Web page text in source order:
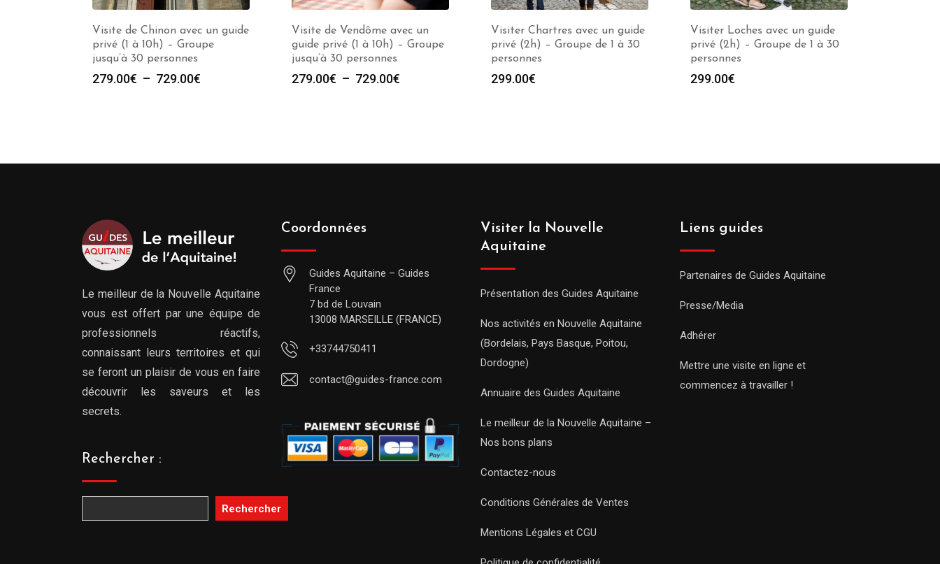
Visite de Chinon avec un guide
privé (1 à 10h) – Groupe
jusqu’à 30 personnes
279.00€ – 729.00€
Visite de Vendôme avec un
guide privé (1 à 10h) – Groupe
jusqu’à 30 personnes
279.00€ – 729.00€
Visiter Chartres avec un guide
privé (2h) – Groupe de 1 à 30
personnes
299.00€
Visiter Loches avec un guide
privé (2h) – Groupe de 1 à 30
personnes
299.00€
Le meilleur de la Nouvelle Aquitaine
vous est offert par une équipe de
professionnels réactifs,
connaissant leurs territoires et qui
se feront un plaisir de vous en faire
découvrir les saveurs et les
secrets.
Rechercher :
Rechercher
Coordonnées
Guides Aquitaine – Guides
France
7 bd de Louvain
13008 MARSEILLE (FRANCE)
+33744750411
contact@guides-france.com
Visiter la Nouvelle
Aquitaine
Présentation des Guides Aquitaine
Nos activités en Nouvelle Aquitaine
(Bordelais, Pays Basque, Poitou,
Dordogne)
Annuaire des Guides Aquitaine
Le meilleur de la Nouvelle Aquitaine –
Nos bons plans
Contactez-nous
Conditions Générales de Ventes
Mentions Légales et CGU
Liens guides
Partenaires de Guides Aquitaine
Presse/Media
Adhérer
Mettre une visite en ligne et
commencez à travailler !